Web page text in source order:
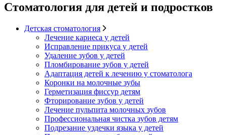
Стоматология для детей и подростков
Детская стоматология
Лечение кариеса у детей
Исправление прикуса у детей
Удаление зубов у детей
Пломбирование зубов у детей
Адаптация детей к лечению у стоматолога
Коронки на молочные зубы
Герметизация фиссур детям
Фторирование зубов у детей
Лечение пульпита молочных зубов
Профессиональная чистка зубов детям
Подрезание уздечки языка у детей